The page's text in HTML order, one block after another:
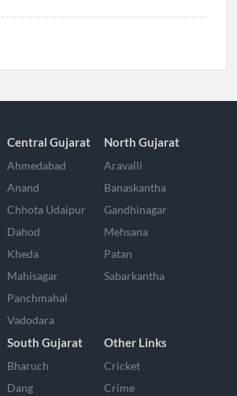
Central Gujarat
Ahmedabad
Anand
Chhota Udaipur
Dahod
Kheda
Mahisagar
Panchmahal
Vadodara
North Gujarat
Aravalli
Banaskantha
Gandhinagar
Mehsana
Patan
Sabarkantha
South Gujarat
Bharuch
Dang
Other Links
Cricket
Crime